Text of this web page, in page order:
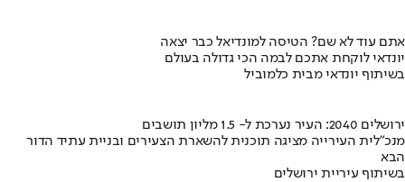
אתם עוד לא שם? הטיסה למונדיאל כבר יצאה
יונדאי לוקחת אתכם לבמה הכי גדולה בעולם
בשיתוף יונדאי מבית כלמוביל
ירושלים 2040: העיר נערכת ל- 1.5 מליון תושבים
מנכ"לית העירייה מציגה תוכנית להשארת הצעירים ובניית עתיד הדור
הבא
בשיתוף עיריית ירושלים